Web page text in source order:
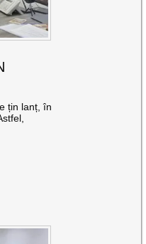
țin lanț, în